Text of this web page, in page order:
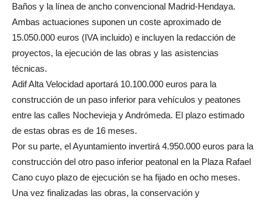
Baños y la línea de ancho convencional Madrid-Hendaya.
Ambas actuaciones suponen un coste aproximado de
15.050.000 euros (IVA incluido) e incluyen la redacción de
proyectos, la ejecución de las obras y las asistencias
técnicas.
Adif Alta Velocidad aportará 10.100.000 euros para la
construcción de un paso inferior para vehículos y peatones
entre las calles Nochevieja y Andrómeda. El plazo estimado
de estas obras es de 16 meses.
Por su parte, el Ayuntamiento invertirá 4.950.000 euros para la
construcción del otro paso inferior peatonal en la Plaza Rafael
Cano cuyo plazo de ejecución se ha fijado en ocho meses.
Una vez finalizadas las obras, la conservación y